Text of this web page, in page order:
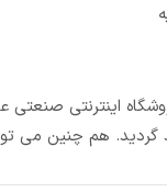
اینترنتی
گردید. هم چنین می